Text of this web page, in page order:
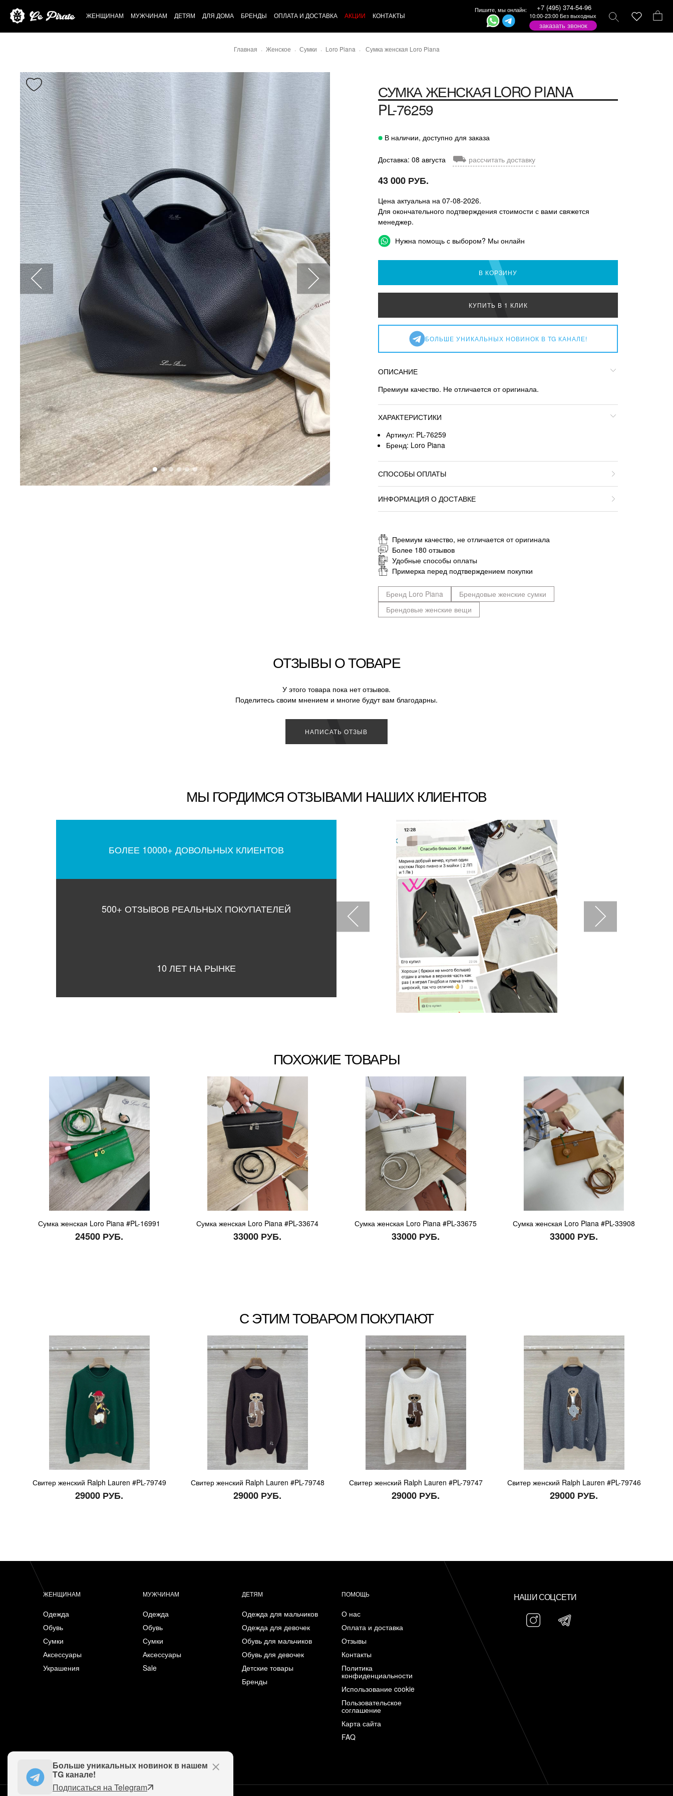
ЖЕНЩИНАМ МУЖЧИНАМ ДЕТЯМ ДЛЯ ДОМА БРЕНДЫ ОПЛАТА И ДОСТАВКА АКЦИИ КОНТАКТЫ
Пишите, мы онлайн: +7 (495) 374-54-96
10:00-23:00 Без выходных
заказать звонок
Главная Женское Сумки Loro Piana Сумка женская Loro Piana
СУМКА ЖЕНСКАЯ LORO PIANA
PL-76259
В наличии, доступно для заказа
Доставка: 08 августа ⛟ рассчитать доставку
43 000 РУБ.
Цена актуальна на 07-08-2026.
Для окончательного подтверждения стоимости с вами свяжется
менеджер.
Нужна помощь с выбором? Мы онлайн
В КОРЗИНУ
КУПИТЬ В 1 КЛИК
БОЛЬШЕ УНИКАЛЬНЫХ НОВИНОК В TG КАНАЛЕ!
ОПИСАНИЕ
Премиум качество. Не отличается от оригинала.
ХАРАКТЕРИСТИКИ
Артикул: PL-76259
Бренд: Loro Piana
СПОСОБЫ ОПЛАТЫ
ИНФОРМАЦИЯ О ДОСТАВКЕ
Премиум качество, не отличается от оригинала
Более 180 отзывов
Удобные способы оплаты
Примерка перед подтверждением покупки
Бренд Loro Piana
Брендовые женские сумки
Брендовые женские вещи
ОТЗЫВЫ О ТОВАРЕ
У этого товара пока нет отзывов.
Поделитесь своим мнением и многие будут вам благодарны.
НАПИСАТЬ ОТЗЫВ
МЫ ГОРДИМСЯ ОТЗЫВАМИ НАШИХ КЛИЕНТОВ
БОЛЕЕ 10000+ ДОВОЛЬНЫХ КЛИЕНТОВ
500+ ОТЗЫВОВ РЕАЛЬНЫХ ПОКУПАТЕЛЕЙ
10 ЛЕТ НА РЫНКЕ
ПОХОЖИЕ ТОВАРЫ
Сумка женская Loro Piana #PL-16991
24500 РУБ.
Сумка женская Loro Piana #PL-33674
33000 РУБ.
Сумка женская Loro Piana #PL-33675
33000 РУБ.
Сумка женская Loro Piana #PL-33908
33000 РУБ.
С ЭТИМ ТОВАРОМ ПОКУПАЮТ
Свитер женский Ralph Lauren #PL-79749
29000 РУБ.
Свитер женский Ralph Lauren #PL-79748
29000 РУБ.
Свитер женский Ralph Lauren #PL-79747
29000 РУБ.
Свитер женский Ralph Lauren #PL-79746
29000 РУБ.
ЖЕНЩИНАМ
Одежда
Обувь
Сумки
Аксессуары
Украшения
МУЖЧИНАМ
Одежда
Обувь
Сумки
Аксессуары
Sale
ДЕТЯМ
Одежда для мальчиков
Одежда для девочек
Обувь для мальчиков
Обувь для девочек
Детские товары
Бренды
ПОМОЩЬ
О нас
Оплата и доставка
Отзывы
Контакты
Политика
конфиденциальности
Использование cookie
Пользовательское
соглашение
Карта сайта
FAQ
НАШИ СОЦСЕТИ
Больше уникальных новинок в нашем
TG канале!
Подписаться на Telegram